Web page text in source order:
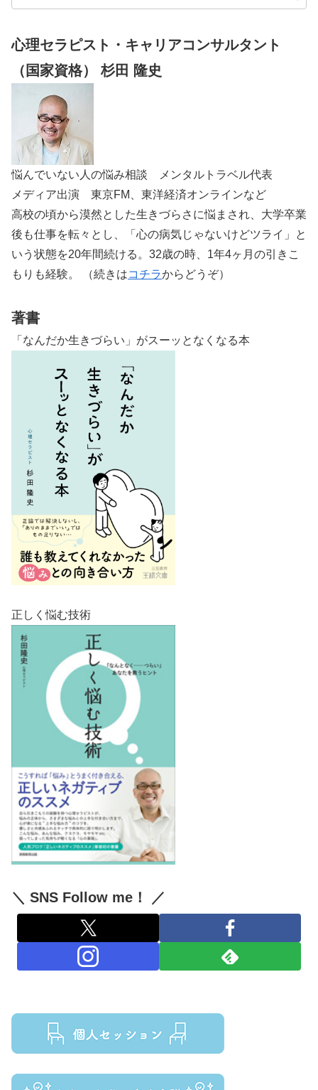
心理セラピスト・キャリアコンサルタント
（国家資格） 杉田 隆史
悩んでいない人の悩み相談 メンタルトラベル代表
メディア出演 東京FM、東洋経済オンラインなど
高校の頃から漠然とした生きづらさに悩まされ、大学卒業
後も仕事を転々とし、「心の病気じゃないけどツライ」と
いう状態を20年間続ける。32歳の時、1年4ヶ月の引きこ
もりも経験。 （続きはコチラからどうぞ）
著書
「なんだか生きづらい」がスーッとなくなる本
正しく悩む技術
＼ SNS Follow me！ ／